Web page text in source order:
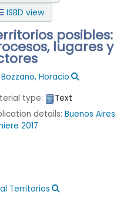
ISBD view
posibles:
lugares y
Bozzano, Horacio
type:
Text
details:Buenos Aires
2017
Territorios